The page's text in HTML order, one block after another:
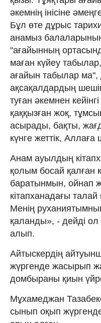
әкемнің інісіне
Бұл өте дұрыс
анамыз
"ағайынның
маған күйеу
ағайын табылар ма",
ақсақалдардың
туған әкемнен
қаққызған жоқ,
асырады, бақты,
күнге жеттік, Аллаға
Анам ауылдың
қолым босай қалған
баратынмын, ойнап
кітапханадағы
Менің
қаланды», - дейді ол
алып.
Айтыскердің
жүргенде жасырып
домбыраны қиын
Мұхамеджан
сынып оқып